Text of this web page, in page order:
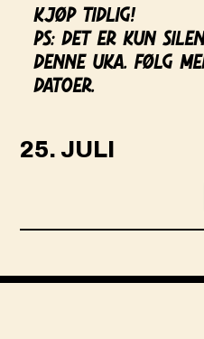
Kjøp tidlig!
PS: det er kun
denne uka. Følg
datoer.
25. JULI